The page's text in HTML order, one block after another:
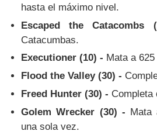
hasta el máximo nivel.
Escaped the Catacombs
Catacumbas.
Executioner (10) - Mata a
Flood the Valley (30) -
Freed Hunter (30) - Completa
Golem Wrecker (30) - Mata
una sola vez.